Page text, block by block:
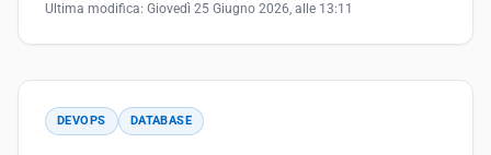
Ultima modifica: Giovedì 25 Giugno 2026, alle 13:11
DEVOPS DATABASE